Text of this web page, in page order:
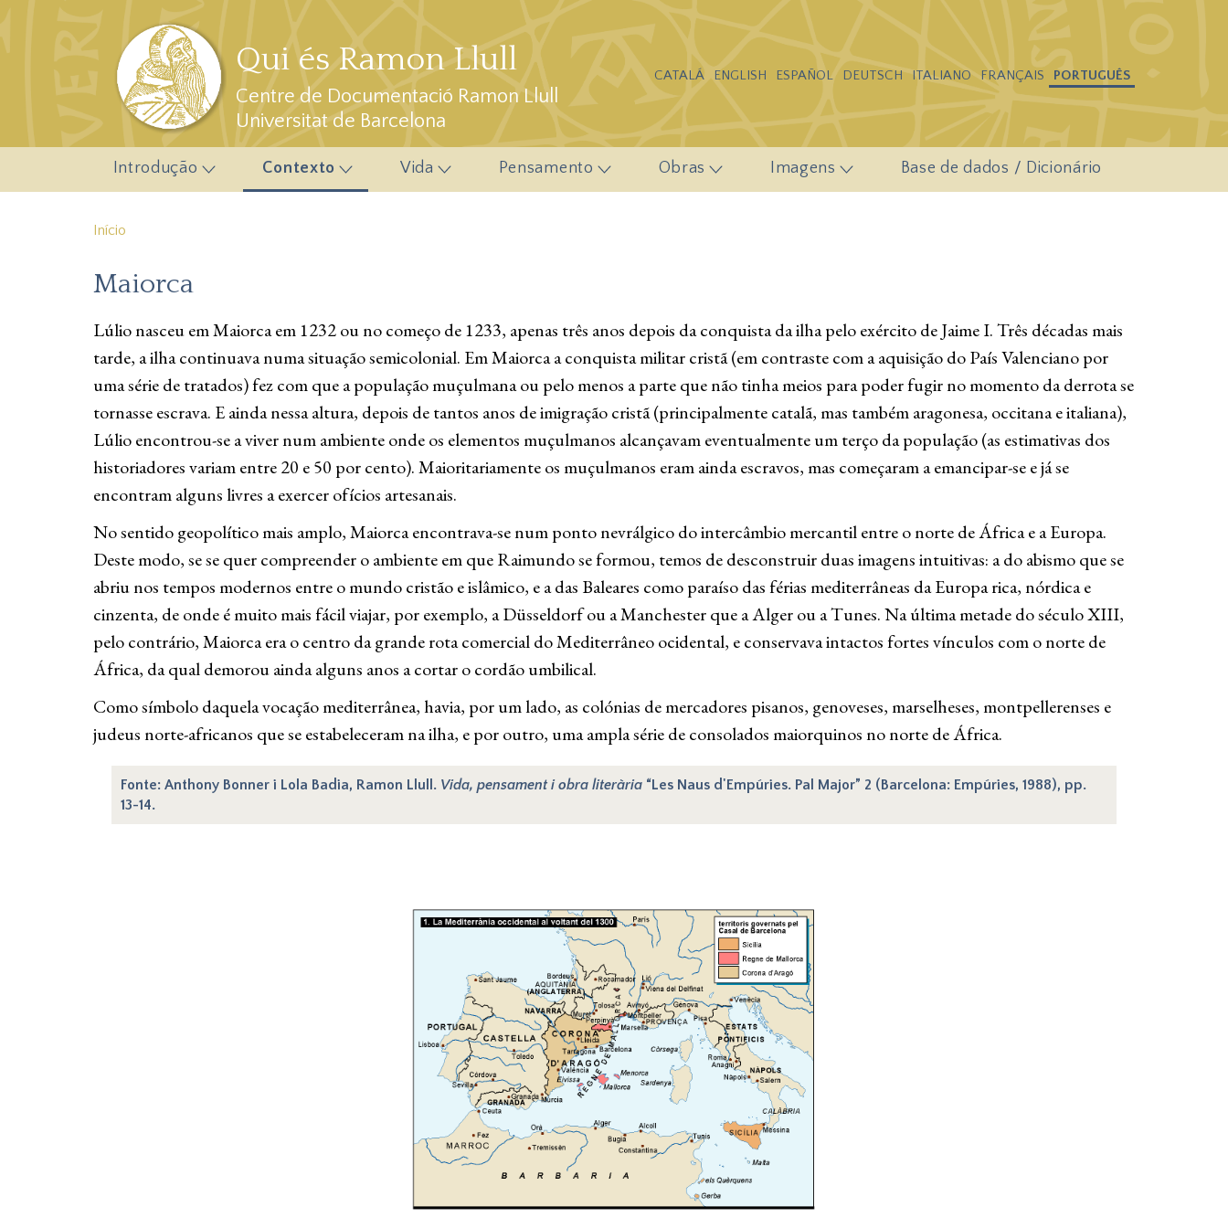
Passar para o conteúdo principal
Qui és Ramon Llull
Centre de Documentació Ramon Llull
Universitat de Barcelona
CATALÁ ENGLISH ESPAÑOL DEUTSCH ITALIANO FRANÇAIS PORTUGUÊS
Introdução Contexto Vida Pensamento Obras Imagens Base de dados / Dicionário
Início
Maiorca
Lúlio nasceu em Maiorca em 1232 ou no começo de 1233, apenas três anos depois da conquista da ilha pelo exército de Jaime I. Três décadas mais
tarde, a ilha continuava numa situação semicolonial. Em Maiorca a conquista militar cristã (em contraste com a aquisição do País Valenciano por
uma série de tratados) fez com que a população muçulmana ou pelo menos a parte que não tinha meios para poder fugir no momento da derrota se
tornasse escrava. E ainda nessa altura, depois de tantos anos de imigração cristã (principalmente catalã, mas também aragonesa, occitana e italiana),
Lúlio encontrou-se a viver num ambiente onde os elementos muçulmanos alcançavam eventualmente um terço da população (as estimativas dos
historiadores variam entre 20 e 50 por cento). Maioritariamente os muçulmanos eram ainda escravos, mas começaram a emancipar-se e já se
encontram alguns livres a exercer ofícios artesanais.
No sentido geopolítico mais amplo, Maiorca encontrava-se num ponto nevrálgico do intercâmbio mercantil entre o norte de África e a Europa.
Deste modo, se se quer compreender o ambiente em que Raimundo se formou, temos de desconstruir duas imagens intuitivas: a do abismo que se
abriu nos tempos modernos entre o mundo cristão e islâmico, e a das Baleares como paraíso das férias mediterrâneas da Europa rica, nórdica e
cinzenta, de onde é muito mais fácil viajar, por exemplo, a Düsseldorf ou a Manchester que a Alger ou a Tunes. Na última metade do século XIII,
pelo contrário, Maiorca era o centro da grande rota comercial do Mediterrâneo ocidental, e conservava intactos fortes vínculos com o norte de
África, da qual demorou ainda alguns anos a cortar o cordão umbilical.
Como símbolo daquela vocação mediterrânea, havia, por um lado, as colónias de mercadores pisanos, genoveses, marselheses, montpellerenses e
judeus norte-africanos que se estabeleceram na ilha, e por outro, uma ampla série de consolados maiorquinos no norte de África.
Fonte: Anthony Bonner i Lola Badia, Ramon Llull. Vida, pensament i obra literària “Les Naus d'Empúries. Pal Major” 2 (Barcelona: Empúries, 1988), pp.
13-14.